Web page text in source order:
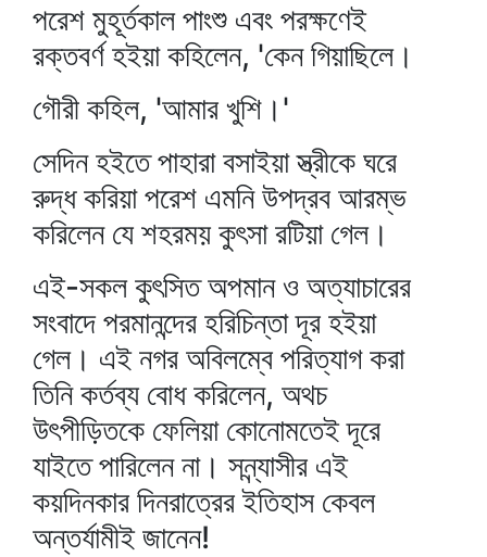
পরেশ মুহূর্তকাল পাংশু এবং পরক্ষণেই
রক্তবর্ণ হইয়া কহিলেন, 'কেন গিয়াছিলে।
গৌরী কহিল, 'আমার খুশি।'
সেদিন হইতে পাহারা বসাইয়া স্ত্রীকে ঘরে
রুদ্ধ করিয়া পরেশ এমনি উপদ্রব আরম্ভ
করিলেন যে শহরময় কুৎসা রটিয়া গেল।
এই-সকল কুৎসিত অপমান ও অত্যাচারের
সংবাদে পরমানন্দের হরিচিন্তা দূর হইয়া
গেল। এই নগর অবিলম্বে পরিত্যাগ করা
তিনি কর্তব্য বোধ করিলেন, অথচ
উৎপীড়িতকে ফেলিয়া কোনোমতেই দূরে
যাইতে পারিলেন না। সন্ন্যাসীর এই
কয়দিনকার দিনরাত্রের ইতিহাস কেবল
অন্তর্যামীই জানেন!